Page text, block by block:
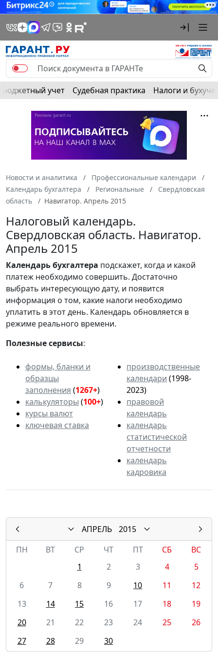
Бюджетный учет Судебная практика Налоги и
Новости и аналитика
Профессиональные календари
Календарь бухгалтера
Региональные
Свердловская
область
Навигатор. Апрель 2015
Налоговый календарь.
Свердловская область. Навигатор.
Апрель 2015
Календарьбухгалтера подскажет, когда и какой
платеж необходимо совершить. Достаточно
выбрать интересующую дату, и появится
информация о том, какие налоги необходимо
уплатить в этот день. Календарь обновляется в
режиме реального времени.
Полезные сервисы:
формы, бланки и
образцы
заполнения (1267+)
калькуляторы (100+)
курсы валют
ключевая ставка
производственные
календари (1998-
2023)
правовой
календарь
календарь
статистической
отчетности
календарь
кадровика
АПРЕЛЬ
2015
ПН
ВТ СР ЧТ ПТ СБ
ВС
1
2 3 4
5
6
7 8 9 10 11
12
13
14 15 16 17 18
19
20
21 22 23 24 25
26
27
28 29 30